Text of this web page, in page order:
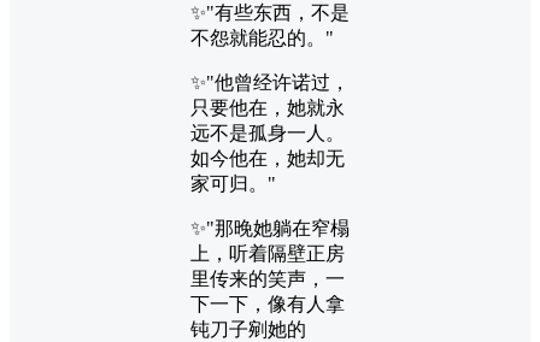
✨"有些东西，不是
不怨就能忍的。"
✨"他曾经许诺过，
只要他在，她就永
远不是孤身一人。
如今他在，她却无
家可归。"
✨"那晚她躺在窄榻
上，听着隔壁正房
里传来的笑声，一
下一下，像有人拿
钝刀子剜她的